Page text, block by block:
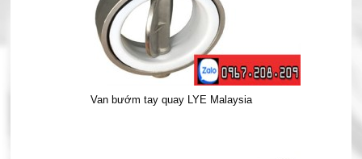
Van bướm tay quay LYE Malaysia